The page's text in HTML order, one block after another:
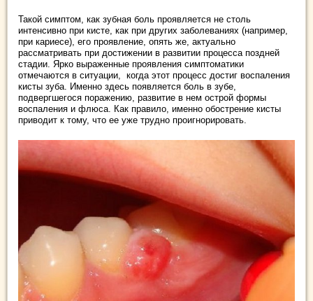
Такой симптом, как зубная боль проявляется не столь
интенсивно при кисте, как при других заболеваниях (например,
при кариесе), его проявление, опять же, актуально
рассматривать при достижении в развитии процесса поздней
стадии. Ярко выраженные проявления симптоматики
отмечаются в ситуации, когда этот процесс достиг воспаления
кисты зуба. Именно здесь появляется боль в зубе,
подвергшегося поражению, развитие в нем острой формы
воспаления и флюса. Как правило, именно обострение кисты
приводит к тому, что ее уже трудно проигнорировать.